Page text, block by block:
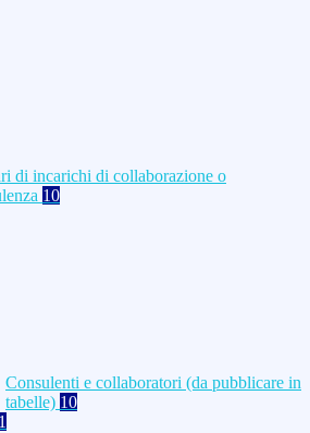
di incarichi di collaborazione o
10
Consulenti e collaboratori (da pubblicare in
tabelle) 10